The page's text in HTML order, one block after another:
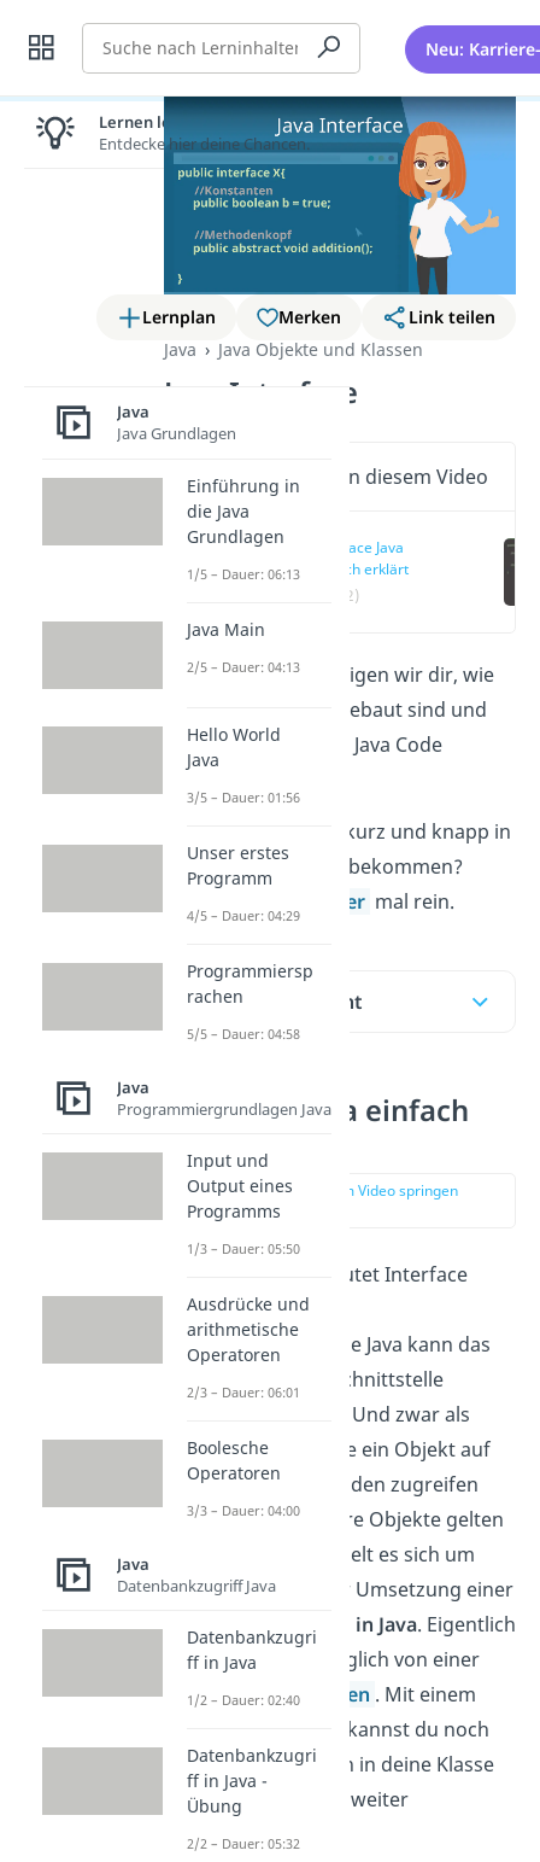
Suche Neu:
Lernplan Merken
Link teilen
Java
Java Objekte und Klassen
Java Interface
Wichtige Inhalte in diesem Video
Interface Java
einfach erklärt
(00:12)
In diesem Beitrag zeigen wir dir, wie
aufgebaut sind und
wie du sie in deinem Java Code
Du willst das ganze kurz und knapp in
einem Video erklärt bekommen?
hier mal rein.
Inhaltsübersicht
Interface Java einfach
zur Stelle im Video springen
(00:12)
Im Deutschen bedeutet Interface
Schnittstelle. In der
Programmiersprache Java kann das
Interface auch als Schnittstelle
verstanden werden. Und zwar als
Schnittstelle über die ein Objekt auf
verschiedene Methoden zugreifen
kann, die für mehrere Objekte gelten
können. Damit handelt es sich um
eine Möglichkeit der Umsetzung einer
Mehrfachvererbung in Java. Eigentlich
ist es in Java nur möglich von einer
Mutterklasse zu
erben . Mit einem
Interface allerdings kannst du noch
zusätzlich Methoden in deine Klasse
mit aufnehmen und weiter
bearbeiten.
Lernen lohnt sich!
Entdecke hier deine Chancen.
Java
Java Grundlagen
Einführung in
die Java
Grundlagen
1/5 – Dauer: 06:13
Java Main
2/5 – Dauer: 04:13
Hello World
Java
3/5 – Dauer: 01:56
Unser erstes
Programm
4/5 – Dauer: 04:29
Programmiersp
rachen
5/5 – Dauer: 04:58
Java
Programmiergrundlagen Java
Input und
Output eines
Programms
1/3 – Dauer: 05:50
Ausdrücke und
arithmetische
Operatoren
2/3 – Dauer: 06:01
Boolesche
Operatoren
3/3 – Dauer: 04:00
Java
Datenbankzugriff Java
Datenbankzugri
ff in Java
1/2 – Dauer: 02:40
Datenbankzugri
ff in Java -
Übung
2/2 – Dauer: 05:32